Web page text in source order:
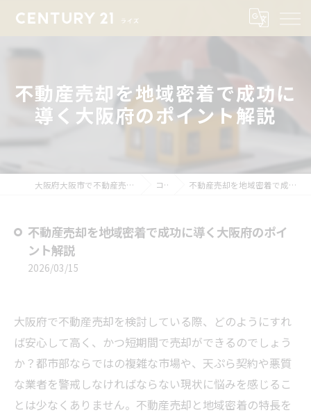
不動産売却を地域密着で成功に
導く大阪府のポイント解説
大阪府大阪市で不動産売却ならセンチュリー21ライズ コラム 不動産売却を地域密着で成功に導く大阪府のポイント解説
不動産売却を地域密着で成功に導く大阪府のポイ
ント解説
2026/03/15
大阪府で不動産売却を検討している際、どのようにすれ
ば安心して高く、かつ短期間で売却ができるのでしょう
か？都市部ならではの複雑な市場や、天ぷら契約や悪質
な業者を警戒しなければならない現状に悩みを感じるこ
とは少なくありません。不動産売却と地域密着の特長を